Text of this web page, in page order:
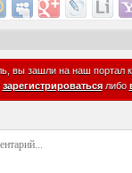
вы зашли на наш портал
зарегистрироватьсялибо